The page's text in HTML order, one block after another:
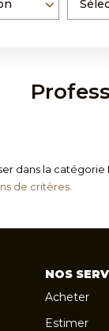
dans la
de critères.
NOS
Acheter
Estimer